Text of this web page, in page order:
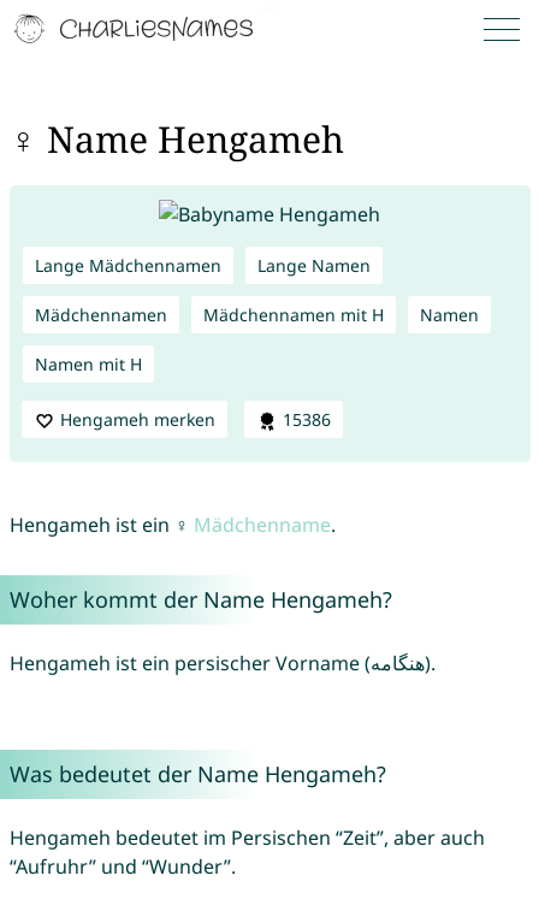
♀ Name Hengameh
Lange Mädchennamen Lange Namen
Mädchennamen Mädchennamen mit H Namen
Namen mit H
Hengameh merken 15386
Hengameh ist ein ♀ Mädchenname.
Woher kommt der Name Hengameh?
Hengameh ist ein persischer Vorname (هنگامه).
Was bedeutet der Name Hengameh?
Hengameh bedeutet im Persischen “Zeit”, aber auch
“Aufruhr” und “Wunder”.